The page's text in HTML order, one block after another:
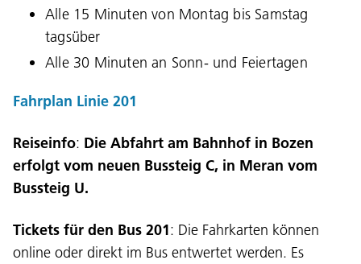
Alle 15 Minuten von Montag bis Samstag
tagsüber
Alle 30 Minuten an Sonn- und Feiertagen
Fahrplan Linie 201
Reiseinfo: Die Abfahrt am Bahnhof in Bozen
erfolgt vom neuen Bussteig C, in Meran vom
Bussteig U.
Tickets für den Bus 201: Die Fahrkarten können
online oder direkt im Bus entwertet werden. Es